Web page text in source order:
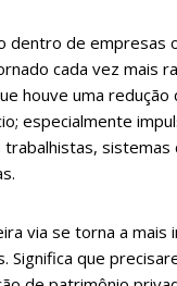
dentro de empresas
cada vez mais
houve uma redução
especialmente
trabalhistas,
via se torna a mais
Significa que